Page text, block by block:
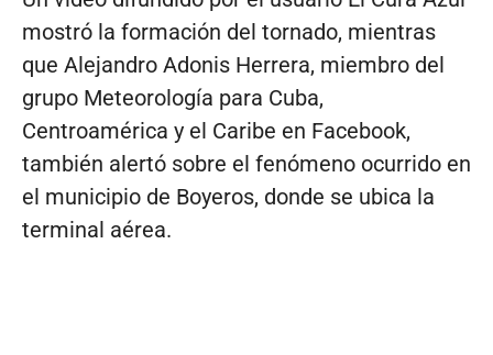
mostró la formación del tornado, mientras
que Alejandro Adonis Herrera, miembro del
grupo Meteorología para Cuba,
Centroamérica y el Caribe en Facebook,
también alertó sobre el fenómeno ocurrido en
el municipio de Boyeros, donde se ubica la
terminal aérea.